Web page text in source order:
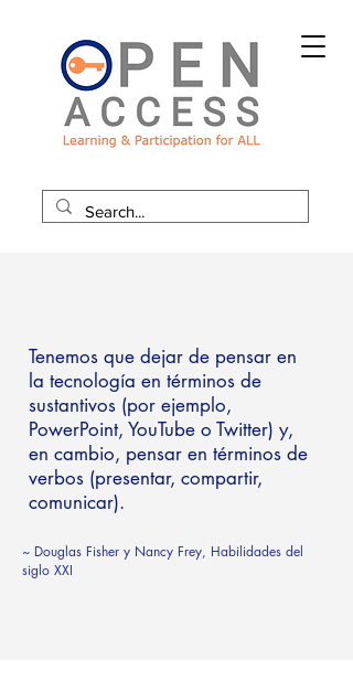
Tenemos que dejar de pensar en
la tecnología en términos de
sustantivos (por ejemplo,
PowerPoint, YouTube o Twitter) y,
en cambio, pensar en términos de
verbos (presentar, compartir,
comunicar).
~ Douglas Fisher y Nancy Frey, Habilidades del
siglo XXI